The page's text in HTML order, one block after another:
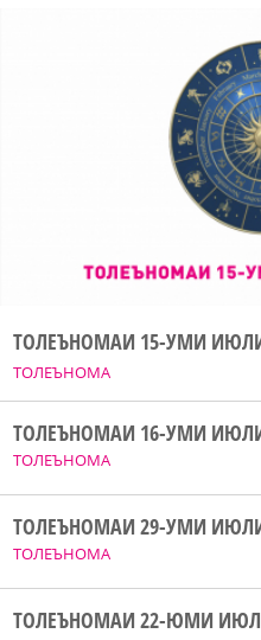
ТОЛЕЪНОМА
ТОЛЕЪНОМАИ 15-УМИ
ТОЛЕЪНОМА
ТОЛЕЪНОМАИ 16-УМИ
ТОЛЕЪНОМА
ТОЛЕЪНОМАИ 29-УМИ
ТОЛЕЪНОМАИ 22-ЮМИ